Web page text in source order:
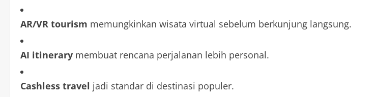
AR/VR tourism memungkinkan wisata virtual sebelum berkunjung langsung.
AI itinerary membuat rencana perjalanan lebih personal.
Cashless travel jadi standar di destinasi populer.